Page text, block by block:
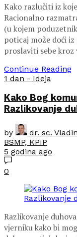
Kako razlučiti iz
Racionalno
(u kojem
poticaj može doći
proslaviti sebe kroz
Continue Reading
1 dan - Ideja
Kako Bog
Razlikovanje
by
dr. sc.
BSMP, KPIP
5 godina ago
0
Razlikovanje
vjerniku kako bi